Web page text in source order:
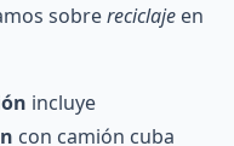
sobrereciclaje en
incluye
con camión cuba